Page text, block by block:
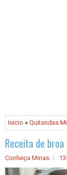
Inicio » Quitandas
Receita de
Conheça Minas